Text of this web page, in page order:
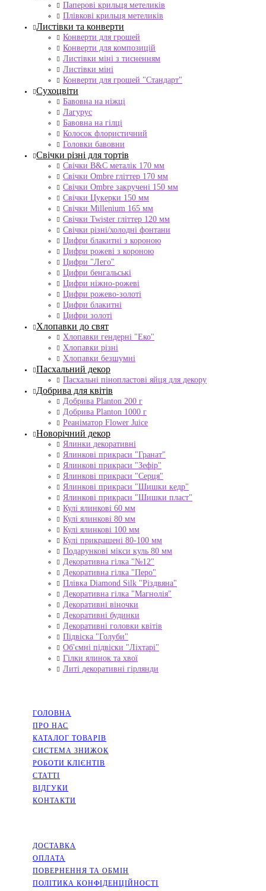
Паперові крильця метеликів
Плівкові крильця метеликів
Листівки та конверти
Конверти для грошей
Конверти для композицій
Листівки міні з тисненням
Листівки міні
Конверти для грошей "Стандарт"
Сухоцвіти
Бавовна на ніжці
Лагурус
Бавовна на гілці
Колосок флористичний
Головки бавовни
Свічки різні для тортів
Свічки B&C металік 170 мм
Свічки Ombre гліттер 170 мм
Свічки Ombre закручені 150 мм
Свічки Цукерки 150 мм
Свічки Millenium 165 мм
Свічки Twister гліттер 120 мм
Свічки різні/холодні фонтани
Цифри блакитні з короною
Цифри рожеві з короною
Цифри "Лего"
Цифри бенгальські
Цифри ніжно-рожеві
Цифри рожево-золоті
Цифри блакитні
Цифри золоті
Хлопавки до свят
Хлопавки гендерні "Еко"
Хлопавки різні
Хлопавки безшумні
Пасхальний декор
Пасхальні пінопластові яйця для декору
Добрива для квітів
Добрива Planton 200 г
Добрива Planton 1000 г
Реаніматор Flower Juice
Новорічний декор
Ялинки декоративні
Ялинкові прикраси "Гранат"
Ялинкові прикраси "Зефір"
Ялинкові прикраси "Серця"
Ялинкові прикраси "Шишки кедр"
Ялинкові прикраси "Шишки пласт"
Кулі ялинкові 60 мм
Кулі ялинкові 80 мм
Кулі ялинкові 100 мм
Кулі прикрашені 80-100 мм
Подарункові мікси куль 80 мм
Декоративна гілка "№12"
Декоративна гілка "Перо"
Плівка Diamond Silk "Різдвяна"
Декоративна гілка "Магнолія"
Декоративні віночки
Декоративні будинки
Декоративні головки квітів
Підвіска "Голуби"
Об'ємні підвіски "Ліхтарі"
Гілки ялинок та хвої
Литі декоративні гірлянди
ГОЛОВНА
ПРО НАС
КАТАЛОГ ТОВАРІВ
СИСТЕМА ЗНИЖОК
РОБОТИ КЛІЄНТІВ
СТАТТІ
ВІДГУКИ
КОНТАКТИ
ДОСТАВКА
ОПЛАТА
ПОВЕРНЕННЯ ТА ОБМІН
ПОЛІТИКА КОНФІДЕНЦІЙНОСТІ